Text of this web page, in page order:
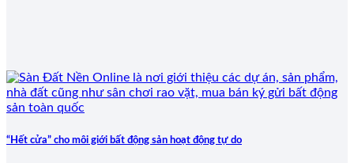
“Hết cửa” cho môi giới bất động sản hoạt động tự do